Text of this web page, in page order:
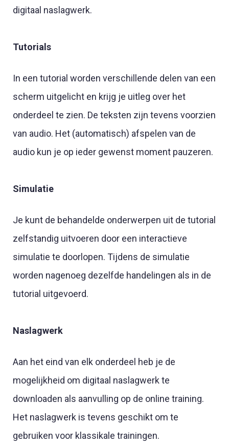
digitaal naslagwerk.
Tutorials
In een tutorial worden verschillende delen van een
scherm uitgelicht en krijg je uitleg over het
onderdeel te zien. De teksten zijn tevens voorzien
van audio. Het (automatisch) afspelen van de
audio kun je op ieder gewenst moment pauzeren.
Simulatie
Je kunt de behandelde onderwerpen uit de tutorial
zelfstandig uitvoeren door een interactieve
simulatie te doorlopen. Tijdens de simulatie
worden nagenoeg dezelfde handelingen als in de
tutorial uitgevoerd.
Naslagwerk
Aan het eind van elk onderdeel heb je de
mogelijkheid om digitaal naslagwerk te
downloaden als aanvulling op de online training.
Het naslagwerk is tevens geschikt om te
gebruiken voor klassikale trainingen.